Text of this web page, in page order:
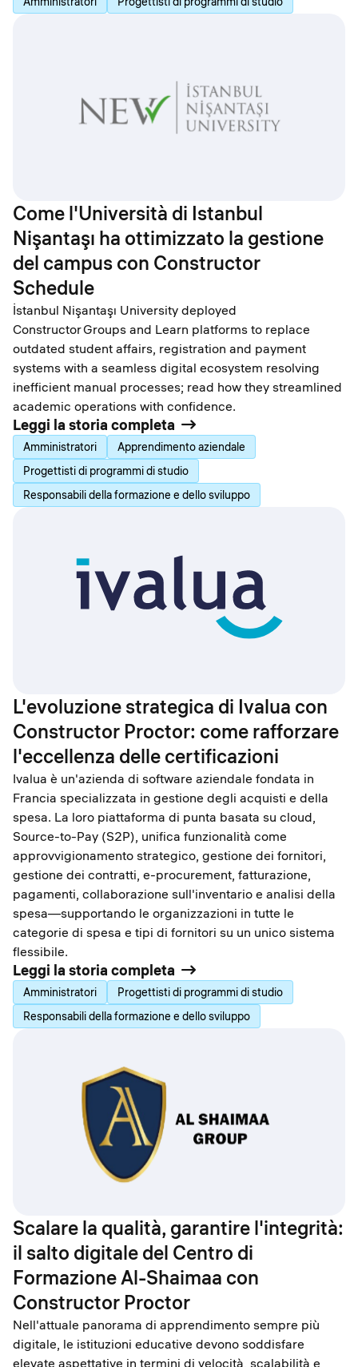
Come l'Università di Istanbul
Nişantaşı ha ottimizzato la gestione
del campus con Constructor
Schedule
İstanbul Nişantaşı University deployed
Constructor Groups and Learn platforms to replace
outdated student affairs, registration and payment
systems with a seamless digital ecosystem resolving
inefficient manual processes; read how they streamlined
academic operations with confidence.
Leggi la storia completa
Amministratori
Apprendimento aziendale
Progettisti di programmi di studio
Responsabili della formazione e dello sviluppo
L'evoluzione strategica di Ivalua con
Constructor Proctor: come rafforzare
l'eccellenza delle certificazioni
Ivalua è un'azienda di software aziendale fondata in
Francia specializzata in gestione degli acquisti e della
spesa. La loro piattaforma di punta basata su cloud,
Source-to-Pay (S2P), unifica funzionalità come
approvvigionamento strategico, gestione dei fornitori,
gestione dei contratti, e-procurement, fatturazione,
pagamenti, collaborazione sull'inventario e analisi della
spesa—supportando le organizzazioni in tutte le
categorie di spesa e tipi di fornitori su un unico sistema
flessibile.
Leggi la storia completa
Amministratori
Progettisti di programmi di studio
Responsabili della formazione e dello sviluppo
Scalare la qualità, garantire l'integrità:
il salto digitale del Centro di
Formazione Al-Shaimaa con
Constructor Proctor
Nell'attuale panorama di apprendimento sempre più
digitale, le istituzioni educative devono soddisfare
elevate aspettative in termini di velocità, scalabilità e